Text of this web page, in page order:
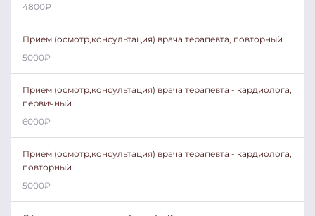
4800₽
Прием (осмотр,консультация) врача терапевта, повторный
5000₽
Прием (осмотр,консультация) врача терапевта - кардиолога,
первичный
6000₽
Прием (осмотр,консультация) врача терапевта - кардиолога,
повторный
5000₽